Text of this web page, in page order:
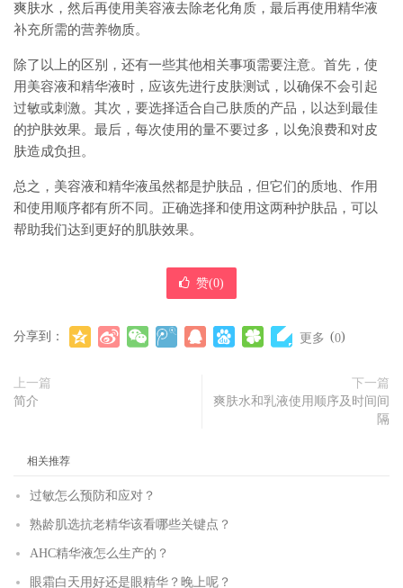
爽肤水，然后再使用美容液去除老化角质，最后再使用精华液
补充所需的营养物质。
除了以上的区别，还有一些其他相关事项需要注意。首先，使
用美容液和精华液时，应该先进行皮肤测试，以确保不会引起
过敏或刺激。其次，要选择适合自己肤质的产品，以达到最佳
的护肤效果。最后，每次使用的量不要过多，以免浪费和对皮
肤造成负担。
总之，美容液和精华液虽然都是护肤品，但它们的质地、作用
和使用顺序都有所不同。正确选择和使用这两种护肤品，可以
帮助我们达到更好的肌肤效果。
赞(0)
分享到： 更多 (0)
上一篇
简介
下一篇
爽肤水和乳液使用顺序及时间间
隔
相关推荐
过敏怎么预防和应对？
熟龄肌选抗老精华该看哪些关键点？
AHC精华液怎么生产的？
眼霜白天用好还是眼精华？晚上呢？